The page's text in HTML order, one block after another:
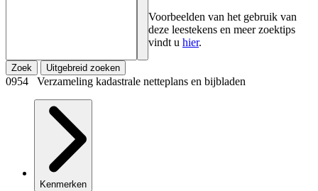
Voorbeelden van het gebruik van
deze leestekens en meer zoektips
vindt u hier.
Zoek Uitgebreid zoeken
0954 Verzameling kadastrale netteplans en bijbladen
Kenmerken